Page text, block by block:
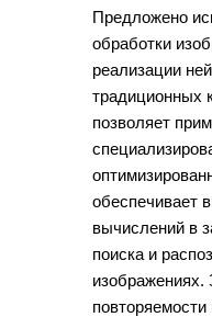
Предложено
обработки
реализации
традиционных
позволяет
обеспечивает
вычислений в
поиска и
изображениях.